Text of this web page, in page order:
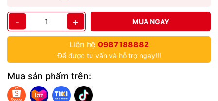
- + MUA NGAY
Liên hệ 0987188882
Để được tư vấn và hỗ trợ ngay!!!
Mua sản phẩm trên: